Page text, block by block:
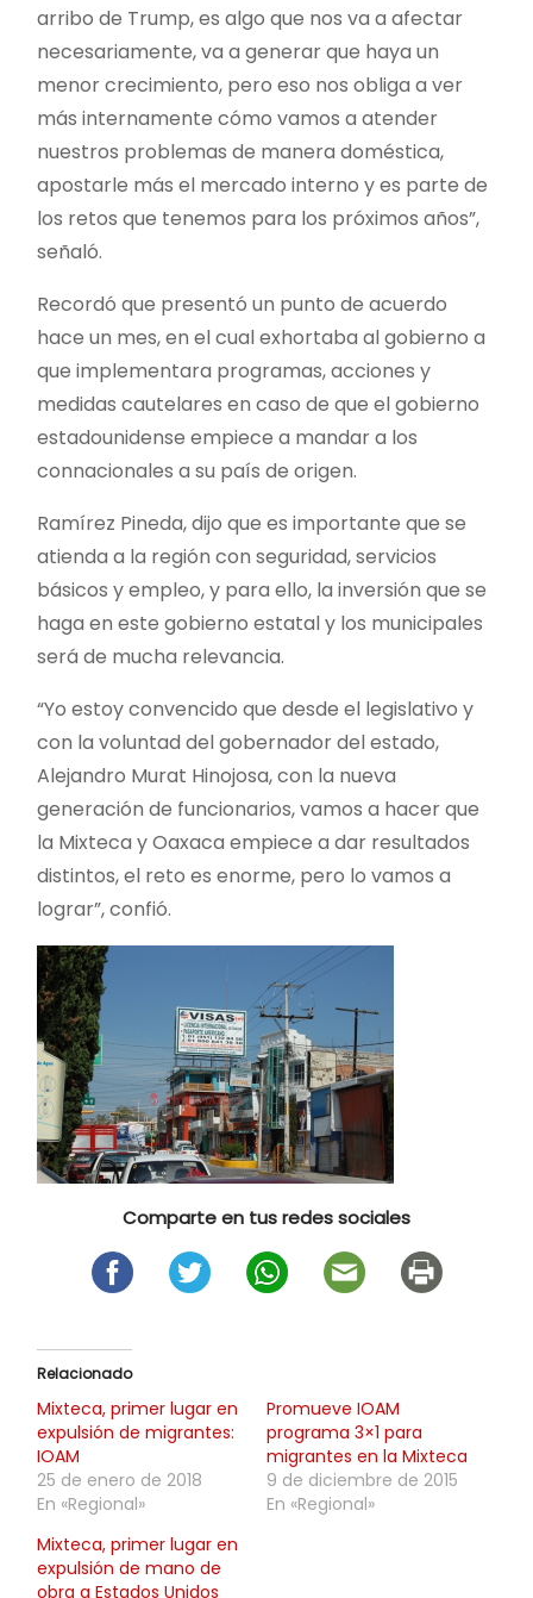
arribo de Trump, es algo que nos va a afectar
necesariamente, va a generar que haya un
menor crecimiento, pero eso nos obliga a ver
más internamente cómo vamos a atender
nuestros problemas de manera doméstica,
apostarle más el mercado interno y es parte de
los retos que tenemos para los próximos años”,
señaló.
Recordó que presentó un punto de acuerdo
hace un mes, en el cual exhortaba al gobierno a
que implementara programas, acciones y
medidas cautelares en caso de que el gobierno
estadounidense empiece a mandar a los
connacionales a su país de origen.
Ramírez Pineda, dijo que es importante que se
atienda a la región con seguridad, servicios
básicos y empleo, y para ello, la inversión que se
haga en este gobierno estatal y los municipales
será de mucha relevancia.
“Yo estoy convencido que desde el legislativo y
con la voluntad del gobernador del estado,
Alejandro Murat Hinojosa, con la nueva
generación de funcionarios, vamos a hacer que
la Mixteca y Oaxaca empiece a dar resultados
distintos, el reto es enorme, pero lo vamos a
lograr”, confió.
Comparte en tus redes sociales
Relacionado
Mixteca, primer lugar en
expulsión de migrantes:
IOAM
25 de enero de 2018
En «Regional»
Promueve IOAM
programa 3×1 para
migrantes en la Mixteca
9 de diciembre de 2015
En «Regional»
Mixteca, primer lugar en
expulsión de mano de
obra a Estados Unidos